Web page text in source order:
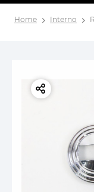
Home Interno